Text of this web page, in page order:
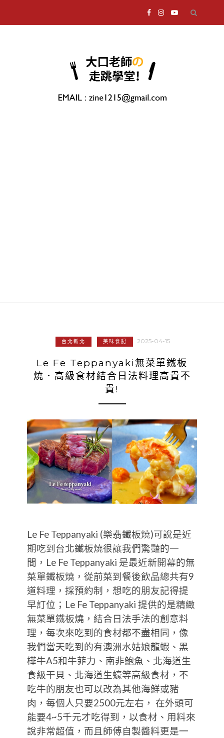
台北新北 美味食記 2025-04-15
Le Fe Teppanyaki無菜單鐵板
燒．高級食材結合日法料理高貴不
貴!
Le Fe Teppanyaki (樂翡鐵板燒)可說是近
期吃到台北鐵板燒很讓我們驚豔的一
間，Le Fe Teppanyaki 是最近新開幕的無
菜單鐵板燒，從前菜到餐後飲品總共有9
道料理，採預約制，想吃的朋友記得提
早訂位；Le Fe Teppanyaki 提供的是精緻
無菜單鐵板燒，結合日法手法的創意料
理，每次來吃到的食材都不盡相同，像
我們當天吃到的有澳洲水姑娘龍蝦、黑
樺牛A5和牛菲力、南非鮑魚、北海道生
食級干貝、北海道生蠔等高級食材，不
吃牛的朋友也可以改為其他海鮮或豬
肉，每個人只要2500元左右， 在外頭可
能要4~5千元才吃得到，以食材、用料來
說非常超值，而且師傅自製醬料更是一